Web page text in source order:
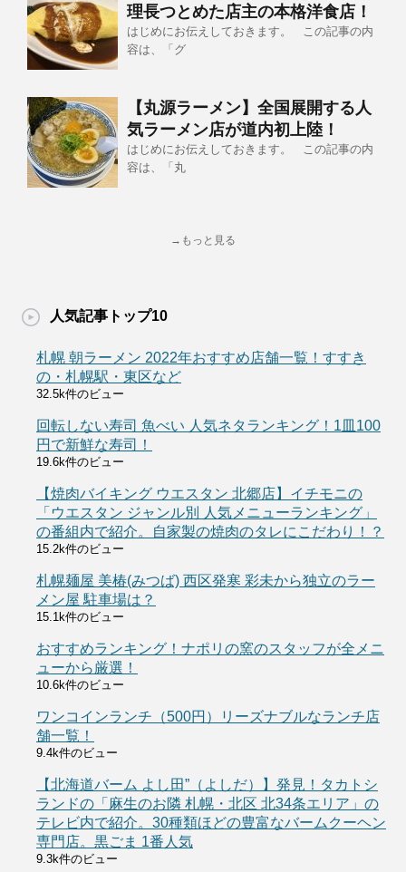
理長つとめた店主の本格洋食店！
はじめにお伝えしておきます。 この記事の内
容は、「グ
【丸源ラーメン】全国展開する人
気ラーメン店が道内初上陸！
はじめにお伝えしておきます。 この記事の内
容は、「丸
→もっと見る
人気記事トップ10
札幌 朝ラーメン 2022年おすすめ店舗一覧！すすき
の・札幌駅・東区など
32.5k件のビュー
回転しない寿司 魚べい 人気ネタランキング！1皿100
円で新鮮な寿司！
19.6k件のビュー
【焼肉バイキング ウエスタン 北郷店】イチモニの
「ウエスタン ジャンル別 人気メニューランキング」
の番組内で紹介。自家製の焼肉のタレにこだわり！？
15.2k件のビュー
札幌麺屋 美椿(みつば) 西区発寒 彩未から独立のラー
メン屋 駐車場は？
15.1k件のビュー
おすすめランキング！ナポリの窯のスタッフが全メニ
ューから厳選！
10.6k件のビュー
ワンコインランチ（500円）リーズナブルなランチ店
舗一覧！
9.4k件のビュー
【北海道バーム よし田”（よしだ）】発見！タカトシ
ランドの「麻生のお隣 札幌・北区 北34条エリア」の
テレビ内で紹介。30種類ほどの豊富なバームクーヘン
専門店。黒ごま 1番人気
9.3k件のビュー